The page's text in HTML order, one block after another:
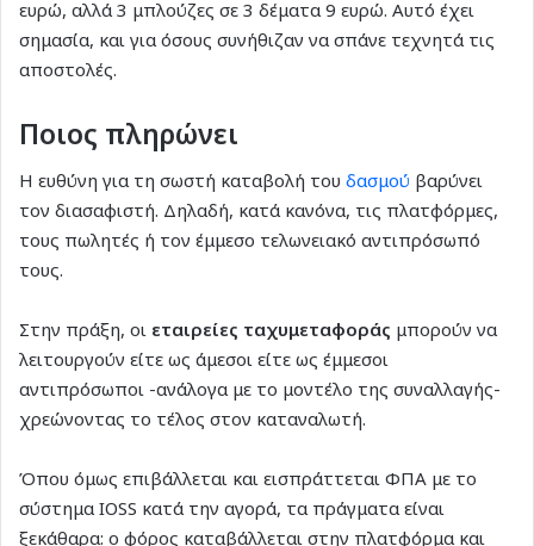
ευρώ, αλλά 3 μπλούζες σε 3 δέματα 9 ευρώ. Αυτό έχει
σημασία, και για όσους συνήθιζαν να σπάνε τεχνητά τις
αποστολές.
Ποιος πληρώνει
Η ευθύνη για τη σωστή καταβολή του δασμού βαρύνει
τον διασαφιστή. Δηλαδή, κατά κανόνα, τις πλατφόρμες,
τους πωλητές ή τον έμμεσο τελωνειακό αντιπρόσωπό
τους.
Στην πράξη, οι εταιρείες ταχυμεταφοράς μπορούν να
λειτουργούν είτε ως άμεσοι είτε ως έμμεσοι
αντιπρόσωποι -ανάλογα με το μοντέλο της συναλλαγής-
χρεώνοντας το τέλος στον καταναλωτή.
Όπου όμως επιβάλλεται και εισπράττεται ΦΠΑ με το
σύστημα IOSS κατά την αγορά, τα πράγματα είναι
ξεκάθαρα: ο φόρος καταβάλλεται στην πλατφόρμα και